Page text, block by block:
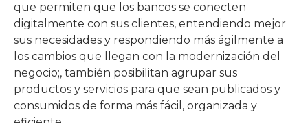
que permiten que los bancos se conecten
digitalmente con sus clientes, entendiendo mejor
sus necesidades y respondiendo más ágilmente a
los cambios que llegan con la modernización del
negocio;, también posibilitan agrupar sus
productos y servicios para que sean publicados y
consumidos de forma más fácil, organizada y